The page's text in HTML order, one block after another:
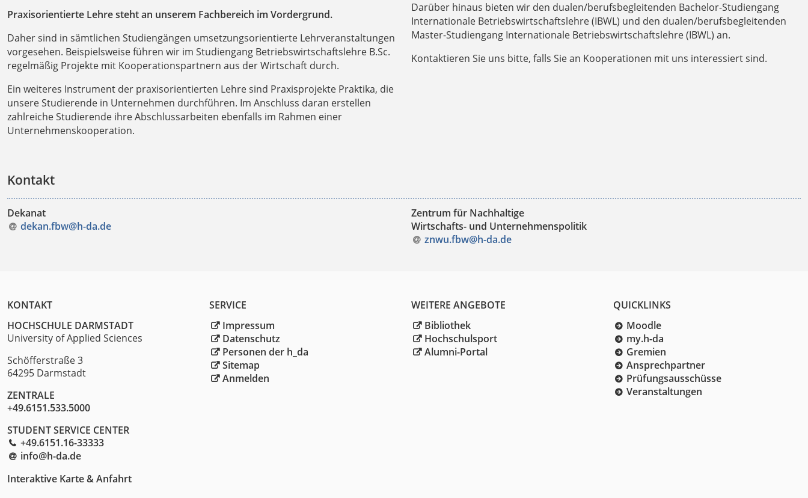
Praxisorientierte Lehre steht an unserem Fachbereich im Vordergrund.
Daher sind in sämtlichen Studiengängen umsetzungsorientierte Lehrveranstaltungen
vorgesehen. Beispielsweise führen wir im Studiengang Betriebswirtschaftslehre B.Sc.
regelmäßig Projekte mit Kooperationspartnern aus der Wirtschaft durch.
Ein weiteres Instrument der praxisorientierten Lehre sind Praxisprojekte Praktika, die
unsere Studierende in Unternehmen durchführen. Im Anschluss daran erstellen
zahlreiche Studierende ihre Abschlussarbeiten ebenfalls im Rahmen einer
Unternehmenskooperation.
Darüber hinaus bieten wir den dualen/berufsbegleitenden Bachelor-Studiengang
Internationale Betriebswirtschaftslehre (IBWL) und den dualen/berufsbegleitenden
Master-Studiengang Internationale Betriebswirtschaftslehre (IBWL) an.
Kontaktieren Sie uns bitte, falls Sie an Kooperationen mit uns interessiert sind.
Kontakt
Dekanat
dekan.fbw@h-da.de
Zentrum für Nachhaltige
Wirtschafts- und Unternehmenspolitik
znwu.fbw@h-da.de
KONTAKT
HOCHSCHULE DARMSTADT
University of Applied Sciences
Schöfferstraße 3
64295 Darmstadt
ZENTRALE
+49.6151.533.5000
STUDENT SERVICE CENTER
+49.6151.16-33333
info@h-da.de
Interaktive Karte & Anfahrt
SERVICE
Impressum
Datenschutz
Personen der h_da
Sitemap
Anmelden
WEITERE ANGEBOTE
Bibliothek
Hochschulsport
Alumni-Portal
QUICKLINKS
Moodle
my.h-da
Gremien
Ansprechpartner
Prüfungsausschüsse
Veranstaltungen